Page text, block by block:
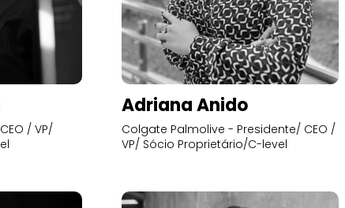
/ VP/
Adriana Anido
Colgate Palmolive - Presidente/ CEO /
VP/ Sócio Proprietário/C-level